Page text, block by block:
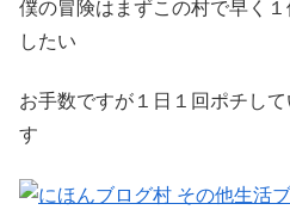
僕の冒険はまずこの村で早く
したい
お手数ですが１日１回ポチし
す